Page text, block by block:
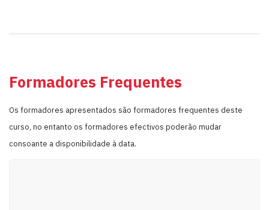
Formadores Frequentes
Os formadores apresentados são formadores frequentes deste
curso, no entanto os formadores efectivos poderão mudar
consoante a disponibilidade à data.